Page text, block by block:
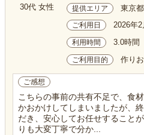
30代 女性 提供エリア 東京
ご利用日 2026年
利用時間 3.0時間
ご利用目的 作り
ご感想
こちらの事前の共有不足で、食
かおかけしてしまいましたが、
だき、安心してお任せすること
りも大変丁寧で分か...